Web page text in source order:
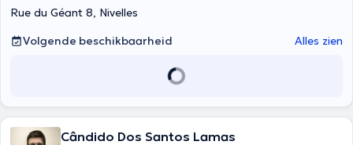
Rue du Géant 8, Nivelles
Volgende beschikbaarheid
Alles zien
Cândido Dos Santos Lamas